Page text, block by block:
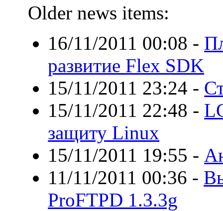
Older news items:
16/11/2011 00:08 -
развитие Flex SDK
15/11/2011 23:24 -
15/11/2011 22:48 -
защиту Linux
15/11/2011 19:55 -
11/11/2011 00:36 -
ProFTPD 1.3.3g